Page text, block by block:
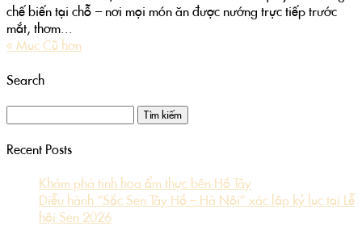
chế biến tại chỗ – nơi mọi món ăn được nướng trực tiếp trước
mắt, thơm...
« Mục Cũ hơn
Search
kiếm
cho:
Recent Posts
Khám phá tinh hoa ẩm thực bên Hồ Tây
Diễu hành “Sắc Sen Tây Hồ – Hà Nội” xác lập kỷ lục tại Lễ
hội Sen 2026